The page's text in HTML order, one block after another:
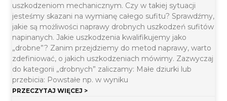
uszkodzeniom mechanicznym. Czy w takiej sytuacji
jesteśmy skazani na wymianę całego sufitu? Sprawdźmy,
jakie są możliwości naprawy drobnych uszkodzeń sufitów
napinanych. Jakie uszkodzenia kwalifikujemy jako
„drobne”? Zanim przejdziemy do metod naprawy, warto
zdefiniować, o jakich uszkodzeniach mówimy. Zazwyczaj
do kategorii „drobnych” zaliczamy: Małe dziurki lub
przebicia: Powstałe np. w wyniku
PRZECZYTAJ WIĘCEJ >